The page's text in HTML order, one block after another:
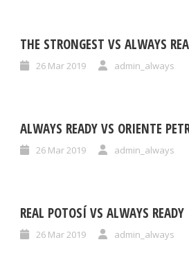
THE STRONGEST VS ALWAYS
26 Mar 2019
admin_always
ALWAYS READY VS ORIENTE
26 Mar 2019
admin_always
REAL POTOSÍ VS ALWAYS READY
26 Mar 2019
admin_always